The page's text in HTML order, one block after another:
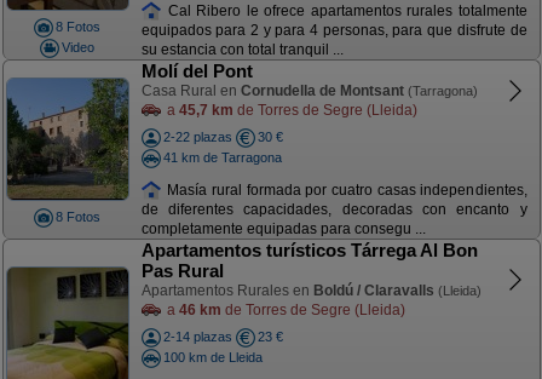
8 Fotos
Video
Cal Ribero le ofrece apartamentos rurales totalmente
equipados para 2 y para 4 personas, para que disfrute de
su estancia con total tranquil ...
8 Fotos
Molí del Pont
Casa Rural en Cornudella de Montsant (Tarragona)
a 45,7 km de Torres de Segre (Lleida)
2-22 plazas
30 €
41 km de Tarragona
Masía rural formada por cuatro casas independientes,
de diferentes capacidades, decoradas con encanto y
completamente equipadas para consegu ...
Apartamentos turísticos Tárrega Al Bon
Pas Rural
Apartamentos Rurales en Boldú / Claravalls (Lleida)
a 46 km de Torres de Segre (Lleida)
2-14 plazas
23 €
100 km de Lleida